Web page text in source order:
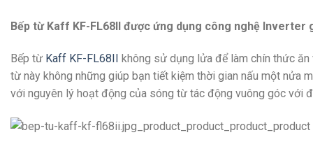
Bếp từ Kaff KF-FL68II được ứng dụng công nghệ
Bếp từ Kaff KF-FL68II không sử dụng lửa để làm chín thức
từ này không những giúp bạn tiết kiệm thời gian nấu một nửa
với nguyên lý hoạt động của sóng từ tác động vuông góc với